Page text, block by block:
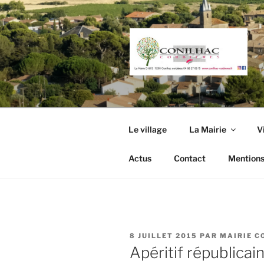
Aller
au
contenu
principal
Le village La Mairie
Actus Contact
PUBLIÉ
LE
8 JUILLET 2015 PAR MAIRIE
Apéritif